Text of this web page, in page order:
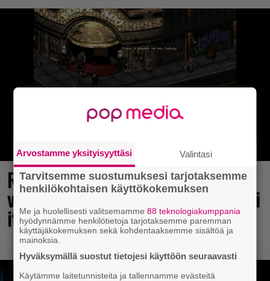
Rakastettu julkaisija täyttää 40
vuotta, valtavat alet käynnissä – hanki
itsellesi klassikoita pikkurahalla
Arvostamme yksityisyyttäsi Valintasi
Tarvitsemme suostumuksesi tarjotaksemme
henkilökohtaisen käyttökokemuksen
Me ja huolellisesti valitsemamme88 teknologiakumppania
hyödynnämme henkilötietoja tarjotaksemme paremman
käyttäjäkokemuksen sekä kohdentaaksemme sisältöä ja
mainoksia.
Hyväksymällä suostut tietojesi käyttöön seuraavasti
Käytämme laitetunnisteita ja tallennamme evästeitä